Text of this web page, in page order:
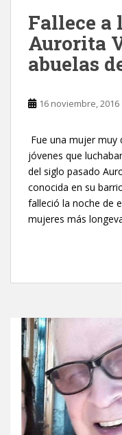
Fallece a
Aurorita
abuelas
16 noviembre, 2016
Fue una mujer muy
jóvenes que
del siglo pasado
conocida en su
falleció la noche de
mujeres más